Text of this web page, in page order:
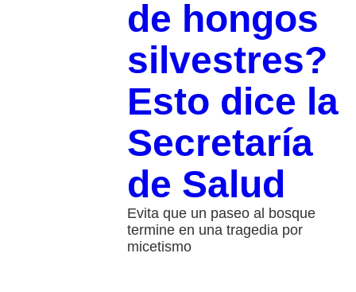
de hongos
silvestres?
Esto dice la
Secretaría
de Salud
Evita que un paseo al bosque
termine en una tragedia por
micetismo